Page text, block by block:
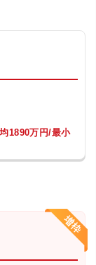
1890万円/最小